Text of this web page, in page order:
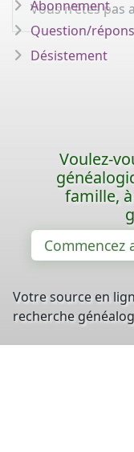
Vous n'êtes pas
Abonnement
Question/
Désistement
Voulez-
famille,
Commencez
Votre source en
recherche